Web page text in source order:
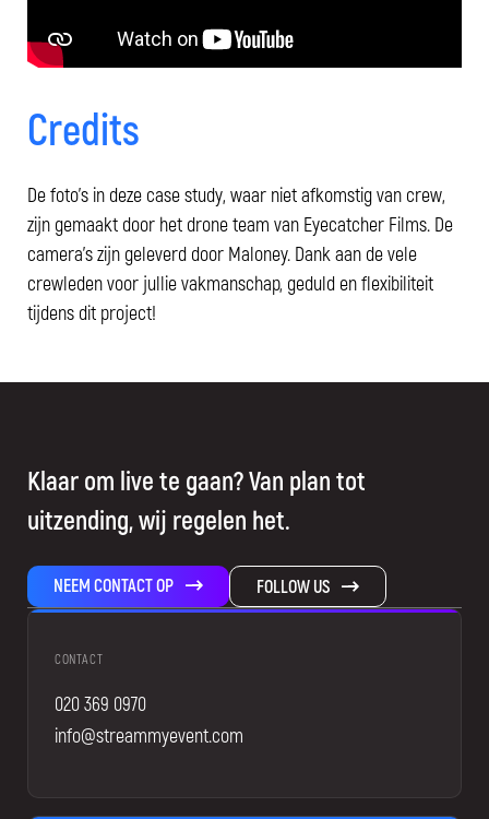
Credits
De foto's in deze case study, waar niet afkomstig van crew,
zijn gemaakt door het drone team van Eyecatcher Films. De
camera's zijn geleverd door Maloney. Dank aan de vele
crewleden voor jullie vakmanschap, geduld en flexibiliteit
tijdens dit project!
Klaar om live te gaan? Van plan tot
uitzending, wij regelen het.
NEEM CONTACT OP FOLLOW US
CONTACT
020 369 0970
info@streammyevent.com